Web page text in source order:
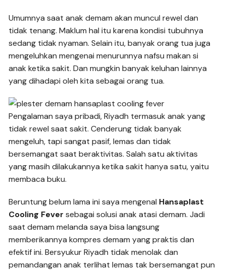
Umumnya saat anak demam akan muncul rewel dan
tidak tenang. Maklum hal itu karena kondisi tubuhnya
sedang tidak nyaman. Selain itu, banyak orang tua juga
mengeluhkan mengenai menurunnya nafsu makan si
anak ketika sakit. Dan mungkin banyak keluhan lainnya
yang dihadapi oleh kita sebagai orang tua.
Pengalaman saya pribadi, Riyadh termasuk anak yang
tidak rewel saat sakit. Cenderung tidak banyak
mengeluh, tapi sangat pasif, lemas dan tidak
bersemangat saat beraktivitas. Salah satu aktivitas
yang masih dilakukannya ketika sakit hanya satu, yaitu
membaca buku.
Beruntung belum lama ini saya mengenal Hansaplast
Cooling Fever sebagai solusi anak atasi demam. Jadi
saat demam melanda saya bisa langsung
memberikannya kompres demam yang praktis dan
efektif ini. Bersyukur Riyadh tidak menolak dan
pemandangan anak terlihat lemas tak bersemangat pun